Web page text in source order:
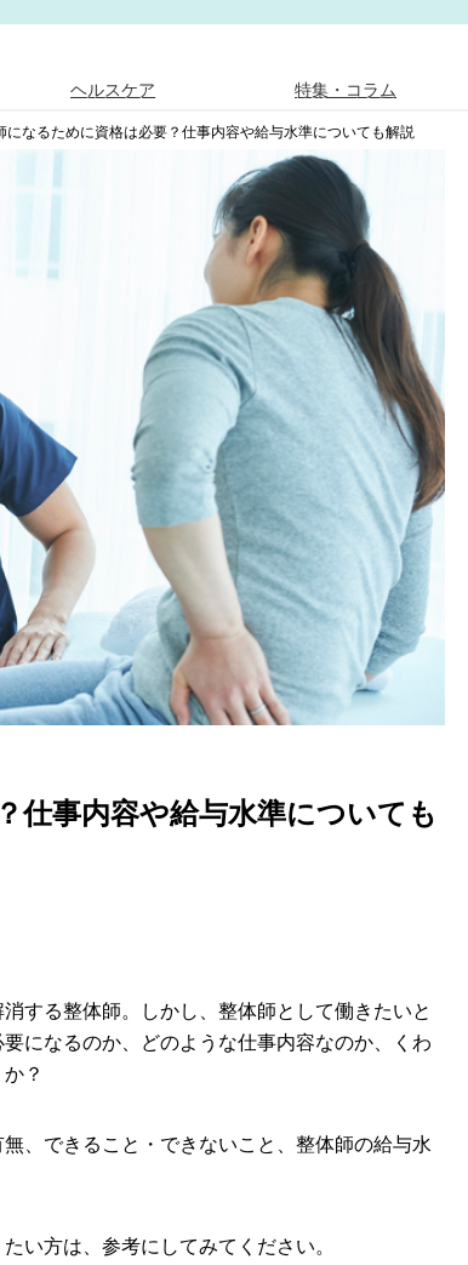
ヘルスケア 特集・コラム
になるために資格は必要？仕事内容や給与水準についても解説
仕事内容や給与水準についても
する整体師。しかし、整体師として働きたいと
になるのか、どのような仕事内容なのか、くわ
？
、できること・できないこと、整体師の給与水
い方は、参考にしてみてください。